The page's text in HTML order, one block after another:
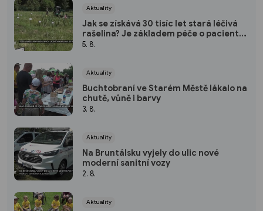
Aktuality
Jak se získává 30 tisíc let stará léčivá
rašelina? Je základem péče o pacienty
v lázních Karlova Studánka
5. 8.
Aktuality
Buchtobraní ve Starém Městě lákalo na
chutě, vůně i barvy
3. 8.
Aktuality
Na Bruntálsku vyjely do ulic nové
moderní sanitní vozy
2. 8.
Aktuality